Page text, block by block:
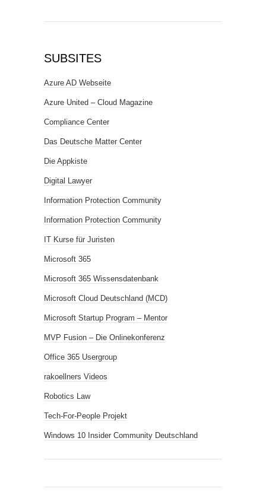
SUBSITES
Azure AD Webseite
Azure United – Cloud Magazine
Compliance Center
Das Deutsche Matter Center
Die Appkiste
Digital Lawyer
Information Protection Community
Information Protection Community
IT Kurse für Juristen
Microsoft 365
Microsoft 365 Wissensdatenbank
Microsoft Cloud Deutschland (MCD)
Microsoft Startup Program – Mentor
MVP Fusion – Die Onlinekonferenz
Office 365 Usergroup
rakoellners Videos
Robotics Law
Tech-For-People Projekt
Windows 10 Insider Community Deutschland